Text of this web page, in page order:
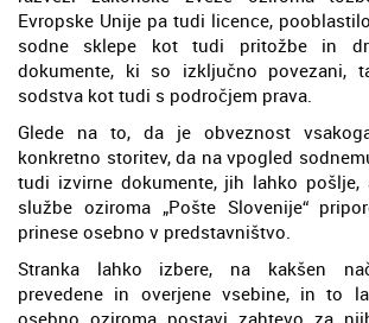
Evropske Unije pa tudi licence,
sodne sklepe kot tudi pritožbe in
dokumente, ki so izključno povezani,
sodstva kot tudi s področjem prava.
Glede na to, da je obveznost
konkretno storitev, da na vpogled
tudi izvirne dokumente, jih lahko pošlje,
službe oziroma „Pošte Slovenije“
prinese osebno v predstavništvo.
Stranka lahko izbere, na kakšen
prevedene in overjene vsebine, in to
osebno oziroma postavi zahtevo za